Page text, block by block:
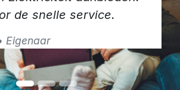
de snelle service.
Eigenaar